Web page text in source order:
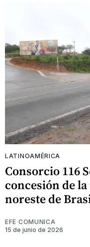
LATINOAMÉRICA
Consorcio 116
concesión de
noreste de
EFE COMUNICA
15 de junio de 2026